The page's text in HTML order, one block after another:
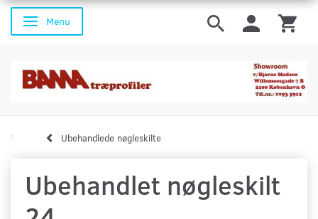
Skifte navigation
Menu
Ubehandlede nøgleskilte
Ubehandlet nøgleskilt